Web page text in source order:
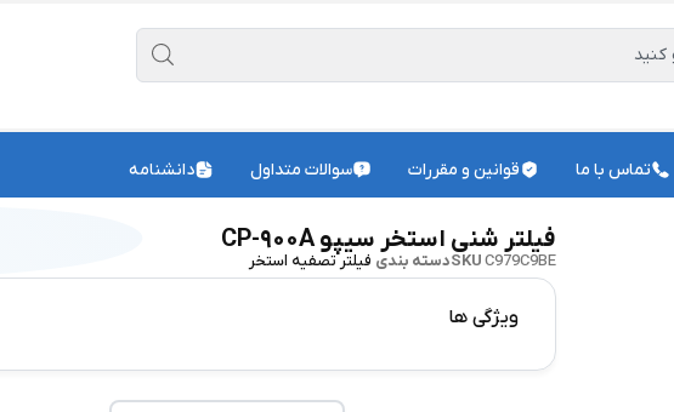
تماس با ما قوانین و مقررات سوالات متداول دانشنامه
فیلتر شنی استخر سیپو CP-۹۰۰A
SKUC979C9BE دسته بندی فیلتر تصفیه استخر
ویژگی ها